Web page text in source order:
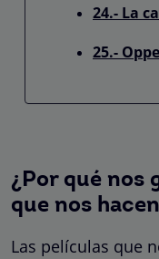
24.- La
25.-
¿Por qué nos
que nos
Las películas que